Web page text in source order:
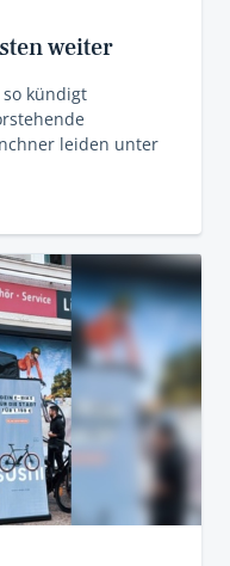
weiter
so kündigt
leiden unter